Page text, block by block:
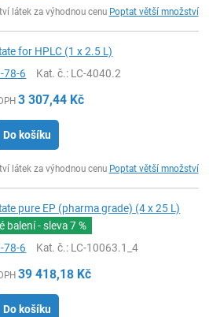
látek za výhodnou cenu Poptat větší množství
for HPLC (1 x 2.5 L)
78-6 Kat. č.: LC-4040.2
3 307,44 Kč
Do košíku
látek za výhodnou cenu Poptat větší množství
pure EP (pharma grade) (4 x 25 L)
balení - sleva7 %
78-6 Kat. č.: LC-10063.1_4
39 418,18 Kč
Do košíku